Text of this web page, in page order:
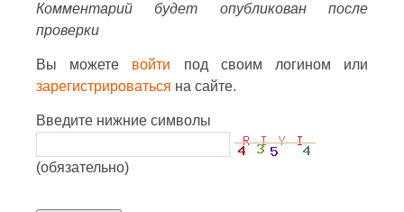
Комментарий будет опубликован после
проверки
Вы можете войти под своим логином или
зарегистрироваться на сайте.
Введите нижние символы
(обязательно)